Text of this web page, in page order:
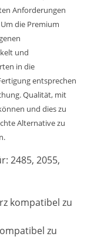
Anforderungen
die Premium
und
in die
entsprechen
Qualität, mit
und dies zu
Alternative zu
2485, 2055,
kompatibel zu
zu